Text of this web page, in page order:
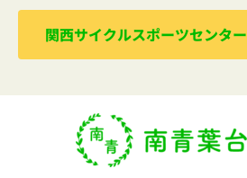
関西サイクルスポーツセンター